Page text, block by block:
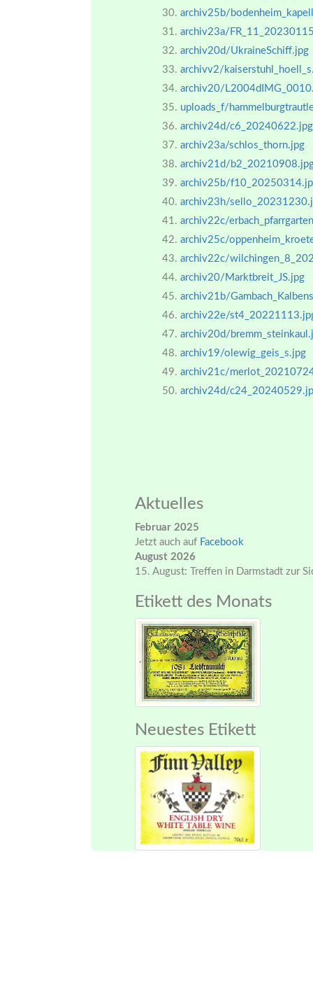
archiv25b/
archiv23a/
archiv20d/UkraineSchiff.jpg
archivv2/
archiv20/
uploads_f/
archiv24d/c6_20240622.jpg
archiv23a/schlos_thorn.jpg
archiv21d/
archiv25b/
archiv23h/
archiv22c/
archiv25c/
archiv22c/
archiv20/Marktbreit_JS.jpg
archiv21b/
archiv22e/
archiv20d/
archiv19/olewig_geis_s.jpg
archiv21c/
archiv24d/
Aktuelles
Februar 2025
Jetzt auch auf Facebook
August 2026
15. August: Treffen in Darmstadt zur
Etikett des Monats
Neuestes Etikett